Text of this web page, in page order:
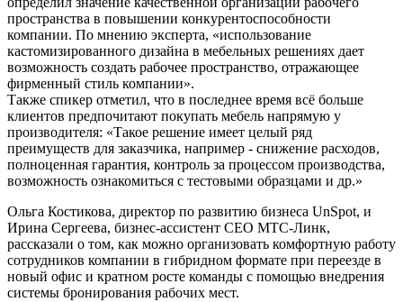
пространства в повышении конкурентоспособности
компании. По мнению эксперта, «использование
кастомизированного дизайна в мебельных решениях дает
возможность создать рабочее пространство, отражающее
фирменный стиль компании».
Также спикер отметил, что в последнее время всё больше
клиентов предпочитают покупать мебель напрямую у
производителя: «Такое решение имеет целый ряд
преимуществ для заказчика, например - снижение расходов,
полноценная гарантия, контроль за процессом производства,
возможность ознакомиться с тестовыми образцами и др.»
Ольга Костикова, директор по развитию бизнеса UnSpot, и
Ирина Сергеева, бизнес-ассистент СЕО МТС-Линк,
рассказали о том, как можно организовать комфортную работу
сотрудников компании в гибридном формате при переезде в
новый офис и кратном росте команды с помощью внедрения
системы бронирования рабочих мест.